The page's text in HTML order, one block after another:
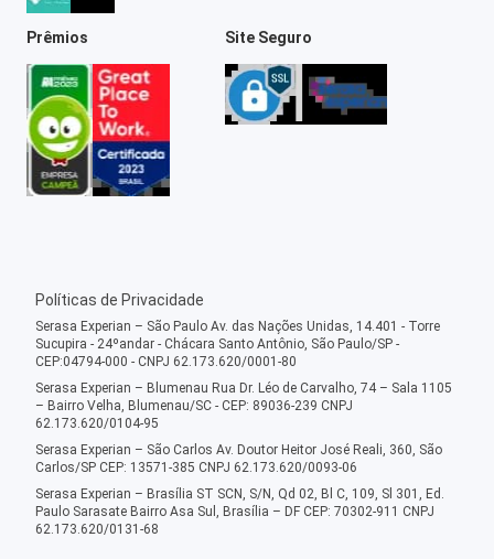
Prêmios Site Seguro
Políticas de Privacidade
Serasa Experian – São Paulo Av. das Nações Unidas, 14.401 - Torre
Sucupira - 24ºandar - Chácara Santo Antônio, São Paulo/SP -
CEP:04794-000 - CNPJ 62.173.620/0001-80
Serasa Experian – Blumenau Rua Dr. Léo de Carvalho, 74 – Sala 1105
– Bairro Velha, Blumenau/SC - CEP: 89036-239 CNPJ
62.173.620/0104-95
Serasa Experian – São Carlos Av. Doutor Heitor José Reali, 360, São
Carlos/SP CEP: 13571-385 CNPJ 62.173.620/0093-06
Serasa Experian – Brasília ST SCN, S/N, Qd 02, Bl C, 109, Sl 301, Ed.
Paulo Sarasate Bairro Asa Sul, Brasília – DF CEP: 70302-911 CNPJ
62.173.620/0131-68